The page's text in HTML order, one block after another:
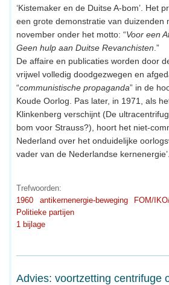
‘Kistemaker en de Duitse A-bom’. Het
een grote demonstratie van duizenden
november onder het motto: “Voor een
Geen hulp aan Duitse Revanchisten .”
De affaire en publicaties worden door
vrijwel volledig doodgezwegen en
“communistische propaganda” in de
Koude Oorlog. Pas later, in 1971, als
Klinkenberg verschijnt (De
bom voor Strauss?), hoort het niet-
Nederland over het onduidelijke
vader van de Nederlandse kernenergie’.
Trefwoorden:
1960
antikernenergie-beweging FOM/
Politieke partijen
1 bijlage
Advies: voortzetting centrifuge